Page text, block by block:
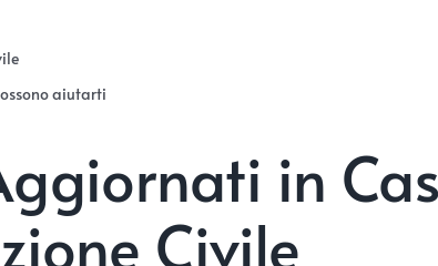
aiutarti
in
Civile